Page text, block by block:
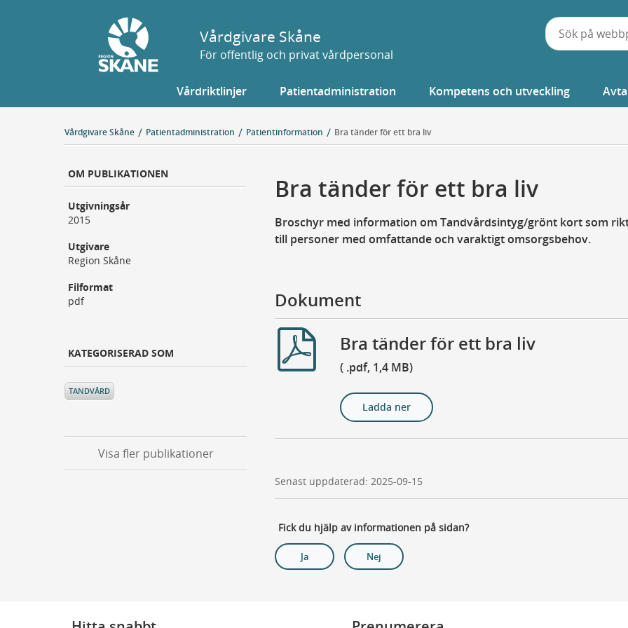
Vårdgivare Skåne
För offentlig och privat vårdpersonal
Vårdriktlinjer Patientadministration Kompetens och utveckling
Vårdgivare Skåne Patientadministration Patientinformation Bra tänder för ett bra liv
OM PUBLIKATIONEN
Utgivningsår
2015
Utgivare
Region Skåne
Filformat
pdf
KATEGORISERAD SOM
TANDVÅRD
Visa fler publikationer
Bra tänder för ett bra liv
Broschyr med information om Tandvårdsintyg/grönt kort som
till personer med omfattande och varaktigt omsorgsbehov.
Dokument
Bra tänder för ett bra liv
( .pdf, 1,4 MB)
Ladda ner
Senast uppdaterad: 2025-09-15
Fick du hjälp av informationen på sidan?
Ja Nej